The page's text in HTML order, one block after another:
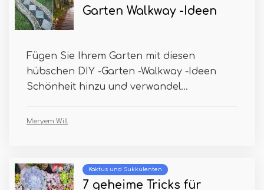
Garten Walkway -Ideen
Fügen Sie Ihrem Garten mit diesen
hübschen DIY -Garten -Walkway -Ideen
Schönheit hinzu und verwandel...
Meryem Will
Kaktus und Sukkulenten
7 geheime Tricks für